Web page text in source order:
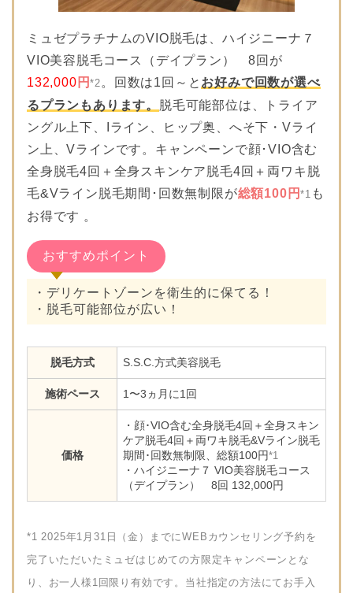
ミュゼプラチナムのVIO脱毛は、ハイジニーナ７
VIO美容脱毛コース（デイプラン） 8回が
132,000 円*2。回数は1回～と お好みで回数が選べ
るプランもあります。 脱毛可能部位は、トライア
ングル上下、Iライン、ヒップ奥、へそ下・Vライ
ン上、Vラインです。キャンペーンで顔･VIO含む
全身脱毛4回＋全身スキンケア脱毛4回＋両ワキ脱
毛&Vライン脱毛期間･回数無制限が総額100円*1 も
お得です 。
おすすめポイント
・デリケートゾーンを衛生的に保てる！
・脱毛可能部位が広い！
脱毛方式 S.S.C.方式美容脱毛
施術ペース 1〜3ヵ月に1回
価格
・顔･VIO含む全身脱毛4回＋全身スキン
ケア脱毛4回＋両ワキ脱毛&Vライン脱毛
期間･回数無制限、総額100円*1
・ハイジニーナ７ VIO美容脱毛コース
（デイプラン） 8回 132,000円
*1 2025年1月31日（金）までにWEBカウンセリング予約を
完了いただいたミュゼはじめての方限定キャンペーンとな
り、お一人様1回限り有効です。当社指定の方法にてお手入